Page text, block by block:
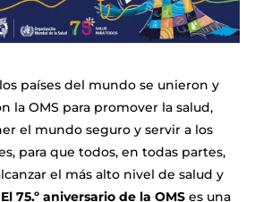
los países del mundo se unieron y
la OMS para promover la salud,
el mundo seguro y servir a los
para que todos, en todas partes,
el más alto nivel de salud y
El 75.º aniversario de la OMS es una